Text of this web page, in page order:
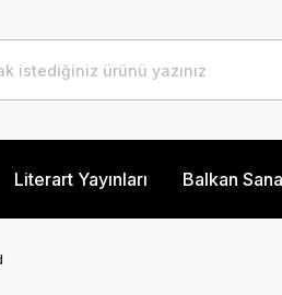
Literart Yayınları Balkan